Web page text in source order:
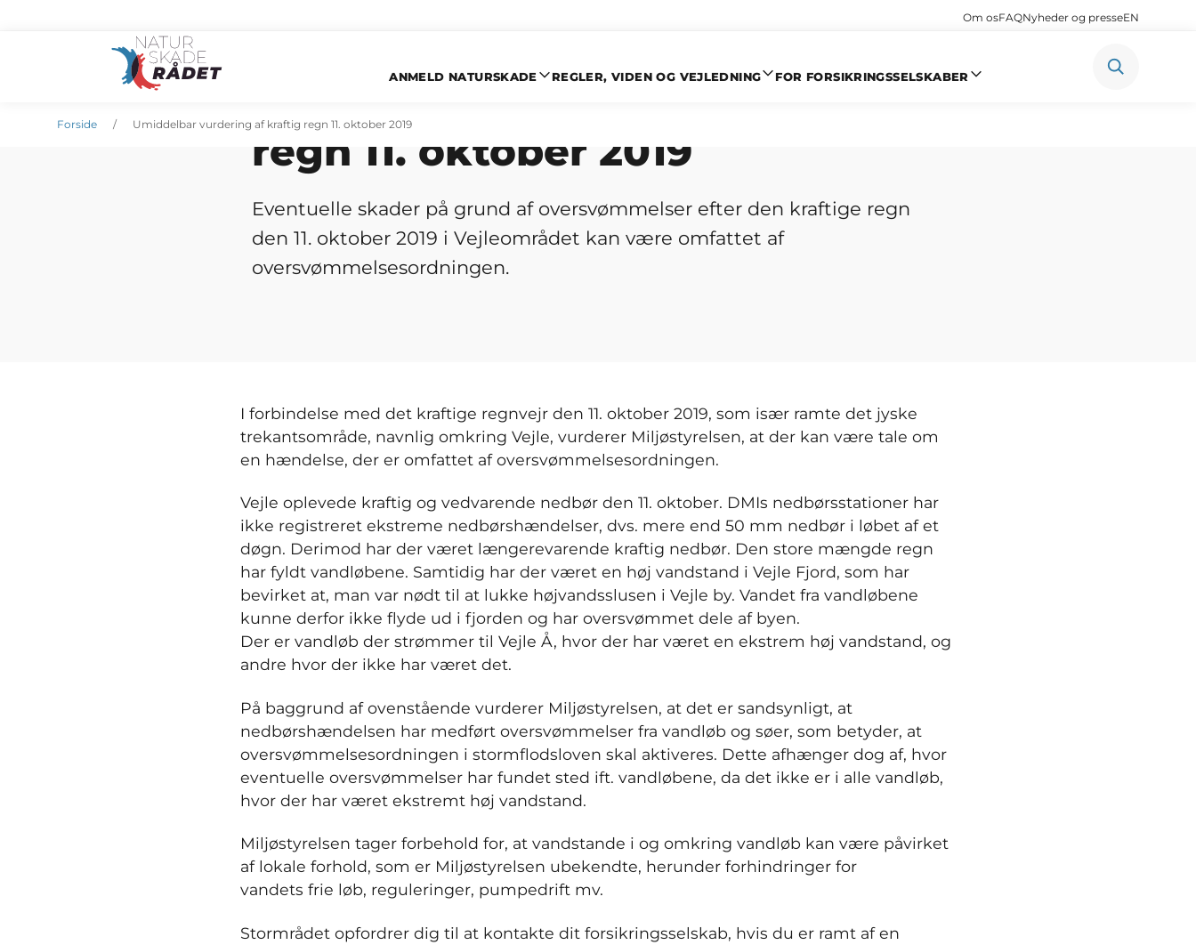
Om osFAQNyheder og presseEN
ANMELD NATURSKADE REGLER, VIDEN OG VEJLEDNING FOR FORSIKRINGSSELSKABER
Forside Umiddelbar vurdering af kraftig regn 11. oktober 2019
Øvrige nyheder
Umiddelbar vurdering af kraftig
regn 11. oktober 2019
Eventuelle skader på grund af oversvømmelser efter den kraftige regn
den 11. oktober 2019 i Vejleområdet kan være omfattet af
oversvømmelsesordningen.
I forbindelse med det kraftige regnvejr den 11. oktober 2019, som især ramte det jyske
trekantsområde, navnlig omkring Vejle, vurderer Miljøstyrelsen, at der kan være tale om
en hændelse, der er omfattet af oversvømmelsesordningen.
Vejle oplevede kraftig og vedvarende nedbør den 11. oktober. DMIs nedbørsstationer har
ikke registreret ekstreme nedbørshændelser, dvs. mere end 50 mm nedbør i løbet af et
døgn. Derimod har der været længerevarende kraftig nedbør. Den store mængde regn
har fyldt vandløbene. Samtidig har der været en høj vandstand i Vejle Fjord, som har
bevirket at, man var nødt til at lukke højvandsslusen i Vejle by. Vandet fra vandløbene
kunne derfor ikke flyde ud i fjorden og har oversvømmet dele af byen.
Der er vandløb der strømmer til Vejle Å, hvor der har været en ekstrem høj vandstand, og
andre hvor der ikke har været det.
På baggrund af ovenstående vurderer Miljøstyrelsen, at det er sandsynligt, at
nedbørshændelsen har medført oversvømmelser fra vandløb og søer, som betyder, at
oversvømmelsesordningen i stormflodsloven skal aktiveres. Dette afhænger dog af, hvor
eventuelle oversvømmelser har fundet sted ift. vandløbene, da det ikke er i alle vandløb,
hvor der har været ekstremt høj vandstand.
Miljøstyrelsen tager forbehold for, at vandstande i og omkring vandløb kan være påvirket
af lokale forhold, som er Miljøstyrelsen ubekendte, herunder forhindringer for
vandets frie løb, reguleringer, pumpedrift mv.
Stormrådet opfordrer dig til at kontakte dit forsikringsselskab, hvis du er ramt af en